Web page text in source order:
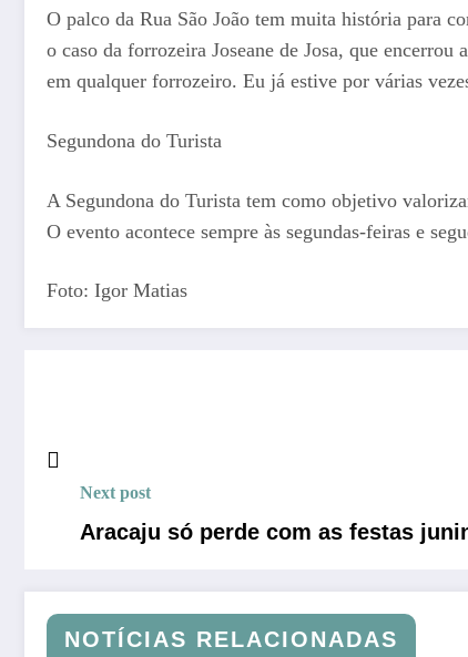
O palco da Rua São João tem muita história para
o caso da forrozeira Joseane de Josa, que
em qualquer forrozeiro. Eu já estive por várias
Segundona do Turista
A Segundona do Turista tem como objetivo
O evento acontece sempre às segundas-feiras e
Foto: Igor Matias
Next post
Aracaju só perde com as festas
NOTÍCIAS RELACIONADAS